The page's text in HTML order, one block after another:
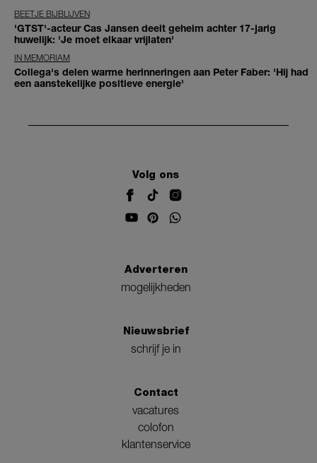
BEETJE BIJBLIJVEN
'GTST'-acteur Cas Jansen deelt geheim achter 17-jarig
huwelijk: 'Je moet elkaar vrijlaten'
IN MEMORIAM
Collega's delen warme herinneringen aan Peter Faber: 'Hij had
een aanstekelijke positieve energie'
Volg ons
Adverteren
mogelijkheden
Nieuwsbrief
schrijf je in
Contact
vacatures
colofon
klantenservice